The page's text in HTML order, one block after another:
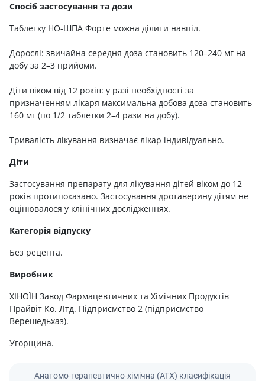
Спосіб застосування та дози
Таблетку НО-ШПА Форте можна ділити навпіл.
Дорослі: звичайна середня доза становить 120–240 мг на
добу за 2–3 прийоми.
Діти віком від 12 років: у разі необхідності за
призначенням лікаря максимальна добова доза становить
160 мг (по 1/2 таблетки 2–4 рази на добу).
Тривалість лікування визначає лікар індивідуально.
Діти
Застосування препарату для лікування дітей віком до 12
років протипоказано. Застосування дротаверину дітям не
оцінювалося у клінічних дослідженнях.
Категорія відпуску
Без рецепта.
Виробник
ХІНОЇН Завод Фармацевтичних та Хімічних Продуктів
Прайвіт Ко. Лтд. Підприємство 2 (підприємство
Верешедьхаз).
Угорщина.
Анатомо-терапевтично-хімічна (АТХ) класифікація